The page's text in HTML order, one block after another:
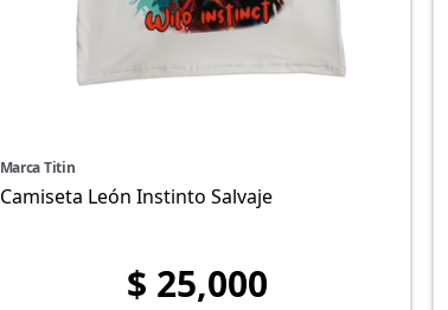
Marca Titin
Camiseta León Instinto Salvaje
$ 25,000